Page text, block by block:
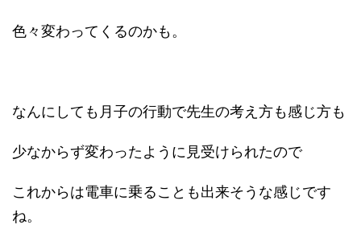
色々変わってくるのかも。
なんにしても月子の行動で先生の考え方も感じ方も
少なからず変わったように見受けられたので
これからは電車に乗ることも出来そうな感じです
ね。